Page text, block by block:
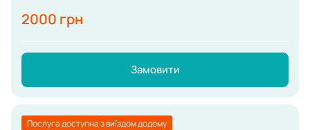
2000 грн
Замовити
Послуга доступна з виїздом додому